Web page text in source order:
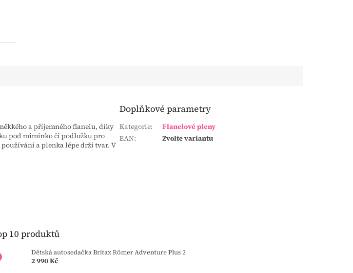
a příjemného flanelu, díky
pod miminko či podložku pro
a plenka lépe drží tvar. V
Doplňkové parametry
Kategorie:
Flanelové pleny
EAN: Zvolte variantu
10 produktů
Dětská autosedačka Britax Römer Adventure Plus 2
2 990 Kč